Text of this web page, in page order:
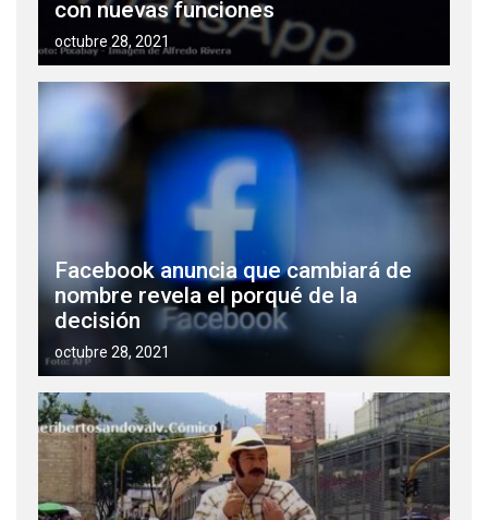
con nuevas funciones
octubre 28, 2021
Facebook anuncia que cambiará de
nombre revela el porqué de la
decisión
octubre 28, 2021